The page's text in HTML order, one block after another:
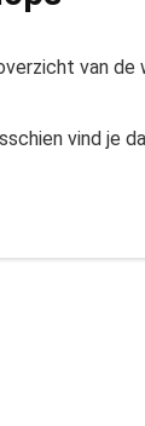
van
vind je